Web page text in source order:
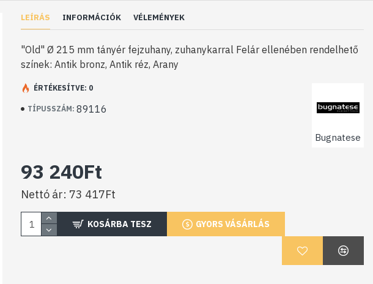
LEÍRÁS INFORMÁCIÓK VÉLEMÉNYEK
"Old" Ø 215 mm tányér fejzuhany, zuhanykarral Felár ellenében rendelhető
színek: Antik bronz, Antik réz, Arany
TÍPUSSZÁM: 89116
Bugnatese
ÉRTÉKESÍTVE: 0
93 240Ft
Nettó ár: 73 417Ft
KOSÁRBA TESZ GYORS VÁSÁRLÁS